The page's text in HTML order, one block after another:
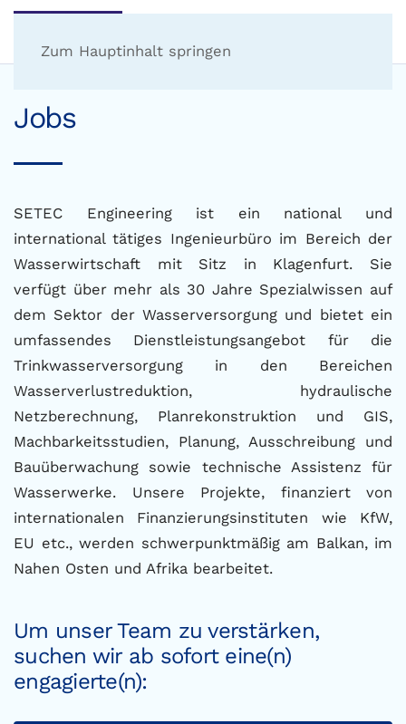
Zum Hauptinhalt springen
Jobs
SETEC Engineering ist ein national und
international tätiges Ingenieurbüro im Bereich der
Wasserwirtschaft mit Sitz in Klagenfurt. Sie
verfügt über mehr als 30 Jahre Spezialwissen auf
dem Sektor der Wasserversorgung und bietet ein
umfassendes Dienstleistungsangebot für die
Trinkwasserversorgung in den Bereichen
Wasserverlustreduktion, hydraulische
Netzberechnung, Planrekonstruktion und GIS,
Machbarkeitsstudien, Planung, Ausschreibung und
Bauüberwachung sowie technische Assistenz für
Wasserwerke. Unsere Projekte, finanziert von
internationalen Finanzierungsinstituten wie KfW,
EU etc., werden schwerpunktmäßig am Balkan, im
Nahen Osten und Afrika bearbeitet.
Um unser Team zu verstärken,
suchen wir ab sofort eine(n)
engagierte(n):